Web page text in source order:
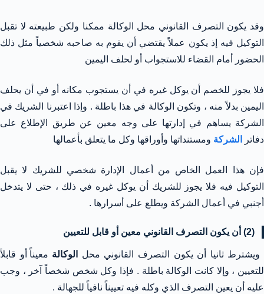
وقد يكون التصرف القانوني محل الوكالة ممكنا ولكن طبيعته لا تقبل
التوكيل فيه إذ يكون عملاً يقتضي أن يقوم به صاحبه شخصياً مثل ذلك
الحضور أمام القضاء للاستجواب أو لحلف اليمين
فلا يجوز للخصم أن يوكل غيره في أن يستجوب مكانه أو في أن يحلف
اليمين بدلاً منه ، وتكون الوكالة في هذا باطلة . وإذا اعتبرنا الشريك في
الشركة يساهم في إدارتها على وجه معين عن طريق الإطلاع على
دفاتر
الشركة ومستنداتها وأوراقها وكل ما يتعلق بأعمالها
فإن هذا العمل الخاص من أعمال الإدارة شخصي للشريك لا يقبل
التوكيل فيه فلا يجوز للشريك أن يوكل غيره في ذلك ، حتى لا يتدخل
أجنبي في أعمال الشركة ويطلع على أسرارها .
(2) أن يكون التصرف القانوني معين أو قابل للتعيين
ويشترط ثانيا أن يكون التصرف القانوني محل الوكالة معيناً أو قابلاً
للتعيين ، وإلا كانت الوكالة باطلة . فإذا وكل شخص شخصاً آخر ، وجب
عليه أن يعين التصرف الذي وكله فيه تعييناً نافياً للجهالة .